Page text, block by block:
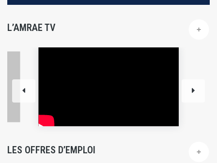
L’AMRAE TV
LES OFFRES D’EMPLOI